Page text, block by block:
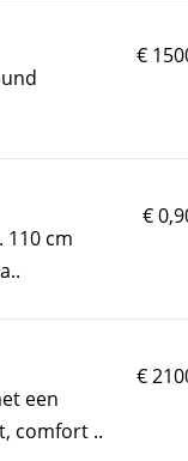
€
€
110 cm
€
een
comfort ..